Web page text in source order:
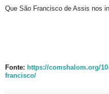
Que São Francisco de Assis nos
Fonte: https://comshalom.org/
francisco/